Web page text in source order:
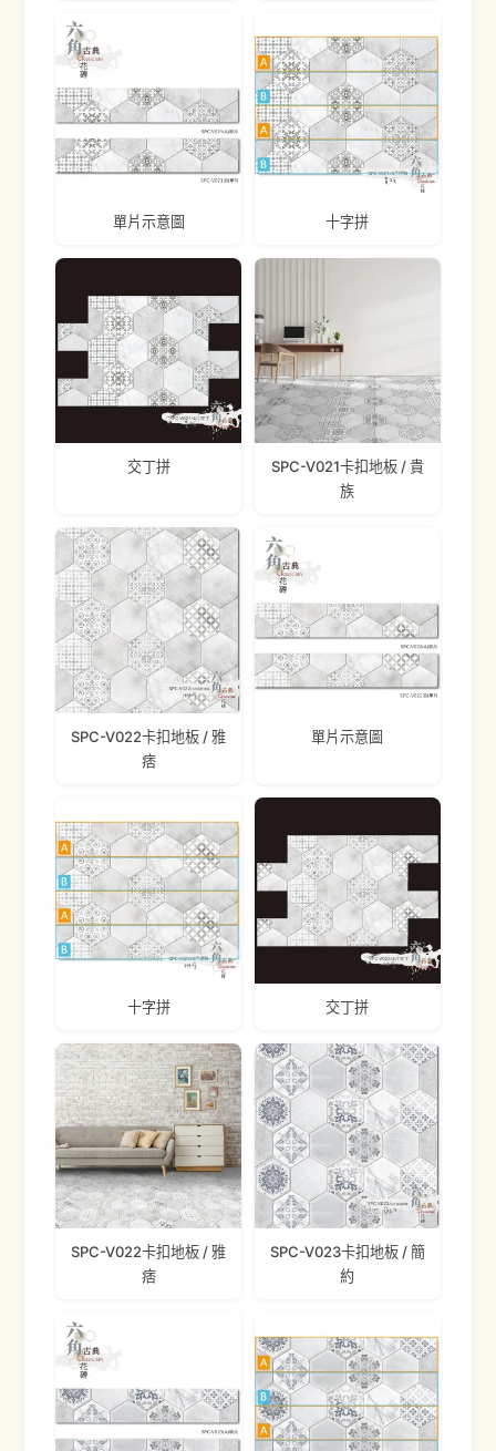
單片示意圖 十字拼
交丁拼
SPC-V021卡扣地板 / 貴
族
SPC-V022卡扣地板 / 雅
痞
單片示意圖
十字拼 交丁拼
SPC-V022卡扣地板 / 雅
痞
SPC-V023卡扣地板 / 簡
約